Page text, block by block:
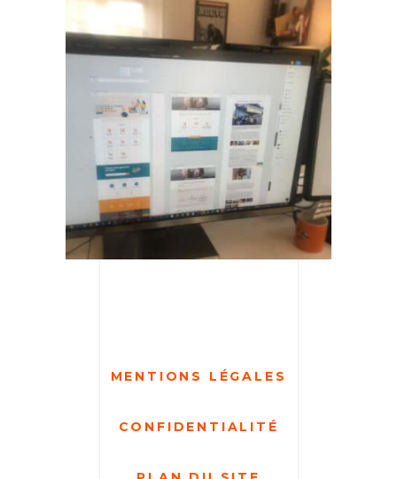
MENTIONS LÉGALES
CONFIDENTIALITÉ